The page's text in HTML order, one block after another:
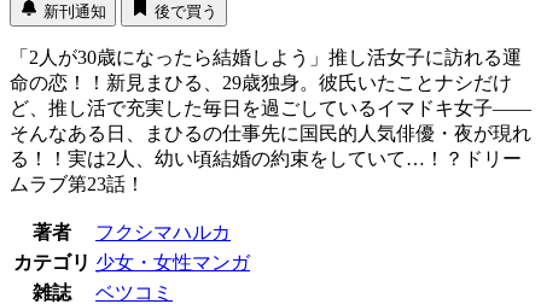
新刊通知 後で買う
「2人が30歳になったら結婚しよう」推し活女子に訪れる運
命の恋！！新見まひる、29歳独身。彼氏いたことナシだけ
ど、推し活で充実した毎日を過ごしているイマドキ女子――
そんなある日、まひるの仕事先に国民的人気俳優・夜が現れ
る！！実は2人、幼い頃結婚の約束をしていて…！？ドリー
ムラブ第23話！
著者
フクシマハルカ
カテゴリ 少女・女性マンガ
雑誌
ベツコミ